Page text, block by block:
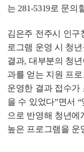
는 281-5319로 문의
김은주 전주시 인구
로그램 운영 시 청
결과, 대부분의 청
과를 얻는 지원 프
운영한 결과 접수가
을 수 있었다”면서
으로 반영해 청년에
높은 프로그램을 운